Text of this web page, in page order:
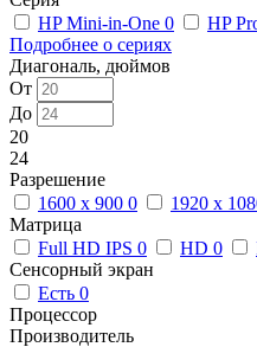
HP Mini-in-One 0 HP
Подробнее о сериях
Диагональ, дюймов
От
До
20
24
Разрешение
1600 x 900 0 1920 x
Матрица
Full HD IPS 0 HD 0
Сенсорный экран
Есть 0
Процессор
Производитель